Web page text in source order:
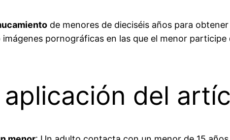
de menores de dieciséis años para obtener
pornográficas en las que el menor
del